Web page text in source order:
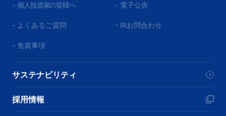
- 個人投資家の皆様へ - 電子公告
- よくあるご質問 - IRお問合わせ
- 免責事項
サステナビリティ
採用情報